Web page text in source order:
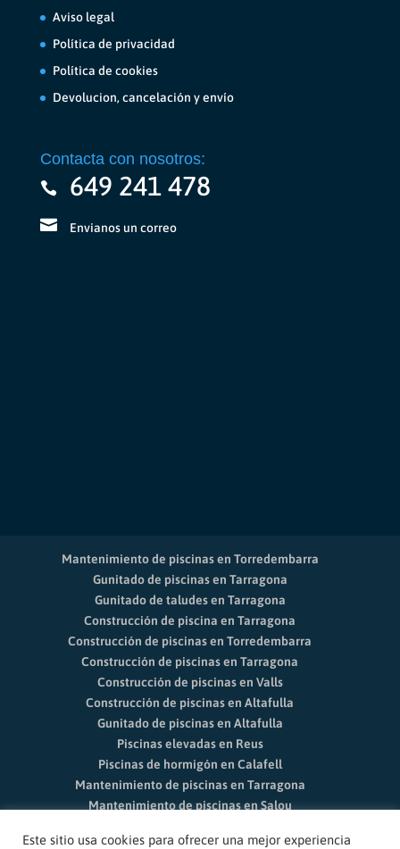
Aviso legal
Política de privacidad
Política de cookies
Devolucion, cancelación y envío
Contacta con nosotros:
649 241 478
Envianos un correo
Mantenimiento de piscinas en Torredembarra
Gunitado de piscinas en Tarragona
Gunitado de taludes en Tarragona
Construcción de piscina en Tarragona
Construcción de piscinas en Torredembarra
Construcción de piscinas en Tarragona
Construcción de piscinas en Valls
Construcción de piscinas en Altafulla
Gunitado de piscinas en Altafulla
Piscinas elevadas en Reus
Piscinas de hormigón en Calafell
Mantenimiento de piscinas en Tarragona
Mantenimiento de piscinas en Salou
Este sitio usa cookies para ofrecer una mejor experiencia